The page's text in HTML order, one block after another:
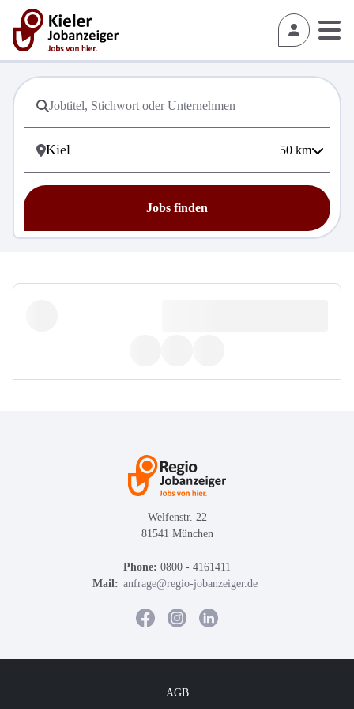
50 km
Jobs finden
Welfenstr. 22
81541 München
Phone: 0800 - 4161411
Mail: anfrage@regio-jobanzeiger.de
AGB